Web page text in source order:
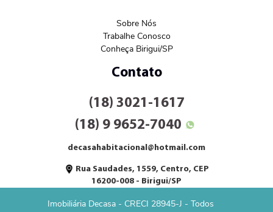
Sobre Nós
Trabalhe Conosco
Conheça Birigui/SP
Contato
(18) 3021-1617
(18) 9 9652-7040
decasahabitacional@hotmail.com
Rua Saudades, 1559, Centro, CEP
16200-008 - Birigui/SP
Imobiliária Decasa - CRECI 28945-J - Todos